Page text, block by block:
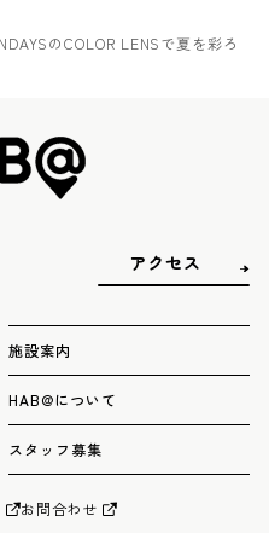
のCOLOR LENSで夏を彩ろ
アクセス
施設案内
HAB@について
スタッフ募集
お問合わせ